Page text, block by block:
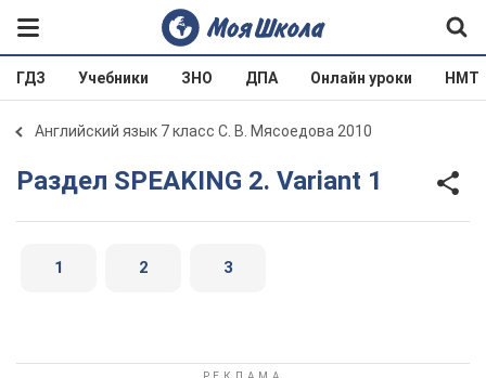
ГДЗ Учебники ЗНО ДПА Онлайн уроки НМТ
Английский язык 7 класс С. В. Мясоедова 2010
Раздел SPEAKING 2. Variant 1
1 2 3